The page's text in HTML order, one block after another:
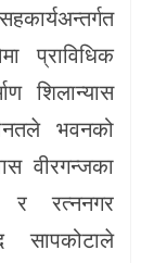
प्राविधिक
शिलान्यास
भवनको
वीरगन्जका
र रत्ननगर
सापकोटाले